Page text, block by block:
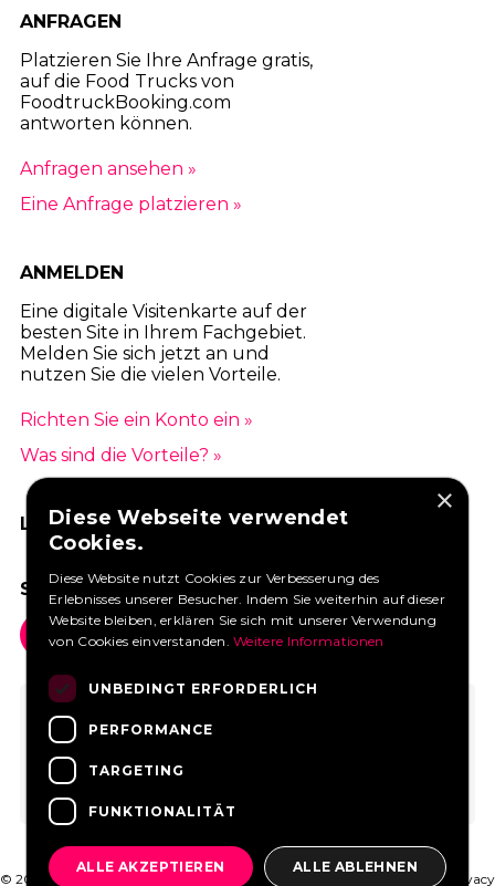
ANFRAGEN
Platzieren Sie Ihre Anfrage gratis,
auf die Food Trucks von
FoodtruckBooking.com
antworten können.
Anfragen ansehen »
Eine Anfrage platzieren »
ANMELDEN
Eine digitale Visitenkarte auf der
besten Site in Ihrem Fachgebiet.
Melden Sie sich jetzt an und
nutzen Sie die vielen Vorteile.
Richten Sie ein Konto ein »
Was sind die Vorteile? »
LIKEN SIE UNS AUF FACEBOOK
SOCIAL MEDIA
© 2026 FoodtruckBooking.com | Allgemeine Geschäftsbedingungen | Privacy
×
Diese Webseite verwendet
Cookies.
Diese Website nutzt Cookies zur Verbesserung des
Erlebnisses unserer Besucher. Indem Sie weiterhin auf dieser
Website bleiben, erklären Sie sich mit unserer Verwendung
von Cookies einverstanden.Weitere Informationen
UNBEDINGT ERFORDERLICH
PERFORMANCE
TARGETING
FUNKTIONALITÄT
ALLE AKZEPTIEREN ALLE ABLEHNEN